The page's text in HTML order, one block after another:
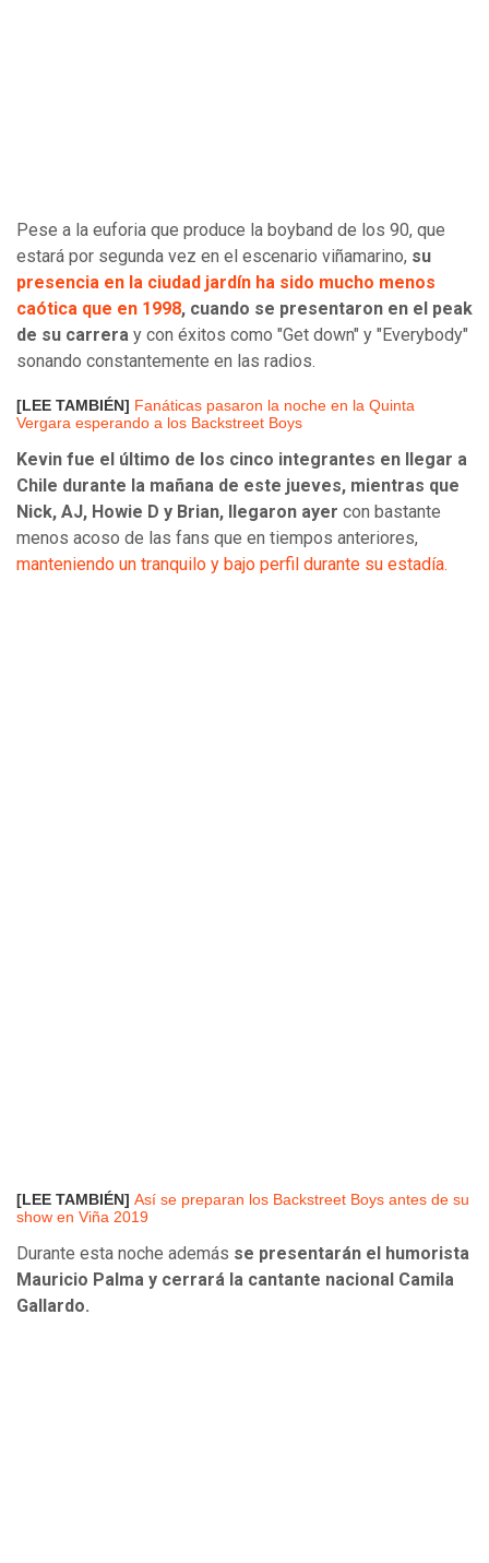
Pese a la euforia que produce la boyband de los 90, que
estará por segunda vez en el escenario viñamarino, su
presencia en la ciudad jardín ha sido mucho menos
caótica que en 1998, cuando se presentaron en el peak
de su carrera y con éxitos como "Get down" y "Everybody"
sonando constantemente en las radios.
[LEE TAMBIÉN] Fanáticas pasaron la noche en la Quinta
Vergara esperando a los Backstreet Boys
Kevin fue el último de los cinco integrantes en llegar a
Chile durante la mañana de este jueves, mientras que
Nick, AJ, Howie D y Brian, llegaron ayer con bastante
menos acoso de las fans que en tiempos anteriores,
manteniendo un tranquilo y bajo perfil durante su estadía.
[LEE TAMBIÉN] Así se preparan los Backstreet Boys antes de su
show en Viña 2019
Durante esta noche además se presentarán el humorista
Mauricio Palma y cerrará la cantante nacional Camila
Gallardo.